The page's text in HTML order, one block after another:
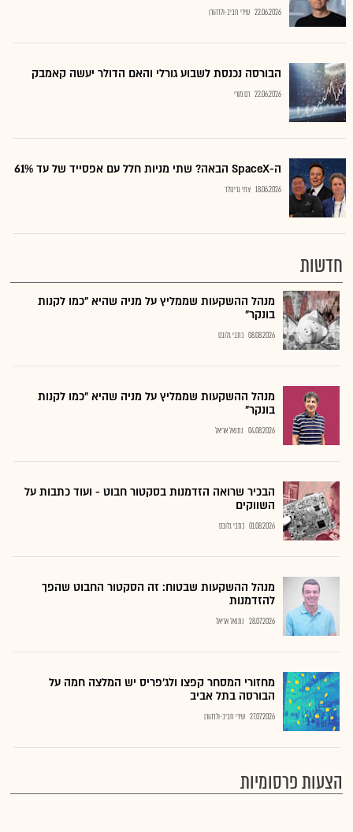
22.06.2026 שירי חביב-ולדהורן
הבורסה נכנסת לשבוע גורלי והאם הדולר יעשה קאמבק
22.06.2026 רם מורי
ה-SpaceX הבאה? שתי מניות חלל עם אפסייד של עד 61%
18.06.2026 צחי גרינולד
חדשות
מנהל ההשקעות שממליץ על מניה שהיא "כמו לקנות
בונקר"
08.08.2026 כתבי גלובס
מנהל ההשקעות שממליץ על מניה שהיא "כמו לקנות
בונקר"
04.08.2026 נתנאל אריאל
הבכיר שרואה הזדמנות בסקטור חבוט - ועוד כתבות על
השווקים
01.08.2026 כתבי גלובס
מנהל ההשקעות שבטוח: זה הסקטור החבוט שהפך
להזדמנות
28.07.2026 נתנאל אריאל
מחזורי המסחר קפצו ולג'פריס יש המלצה חמה על
הבורסה בתל אביב
27.07.2026 שירי חביב-ולדהורן
הצעות פרסומיות